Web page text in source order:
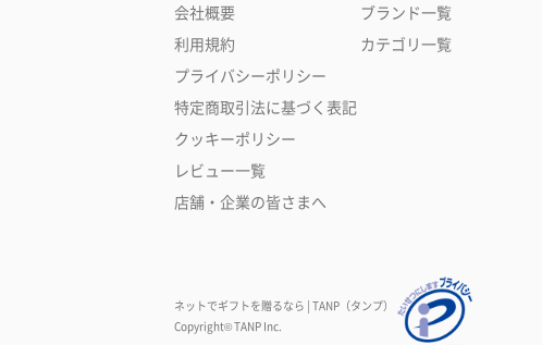
会社概要
利用規約
プライバシーポリシー
特定商取引法に基づく表記
クッキーポリシー
レビュー一覧
店舗・企業の皆さまへ
ブランド一覧
カテゴリ一覧
ネットでギフトを贈るなら | TANP（タンプ）
Copyright© TANP Inc.